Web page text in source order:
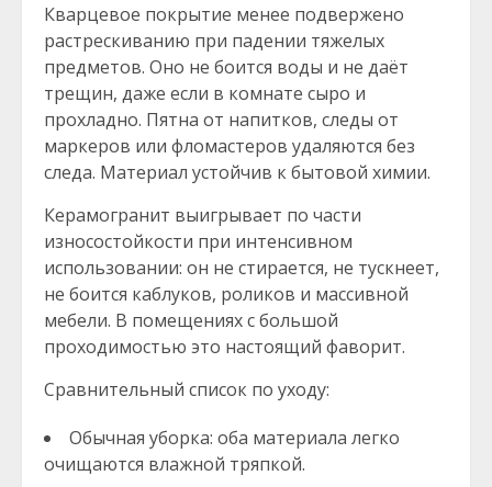
Кварцевое покрытие менее подвержено
растрескиванию при падении тяжелых
предметов. Оно не боится воды и не даёт
трещин, даже если в комнате сыро и
прохладно. Пятна от напитков, следы от
маркеров или фломастеров удаляются без
следа. Материал устойчив к бытовой химии.
Керамогранит выигрывает по части
износостойкости при интенсивном
использовании: он не стирается, не тускнеет,
не боится каблуков, роликов и массивной
мебели. В помещениях с большой
проходимостью это настоящий фаворит.
Сравнительный список по уходу:
Обычная уборка: оба материала легко
очищаются влажной тряпкой.